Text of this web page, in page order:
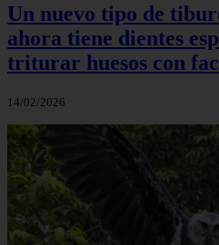
Un nuevo tipo de
ahora tiene dientes
triturar huesos con
14/02/2026